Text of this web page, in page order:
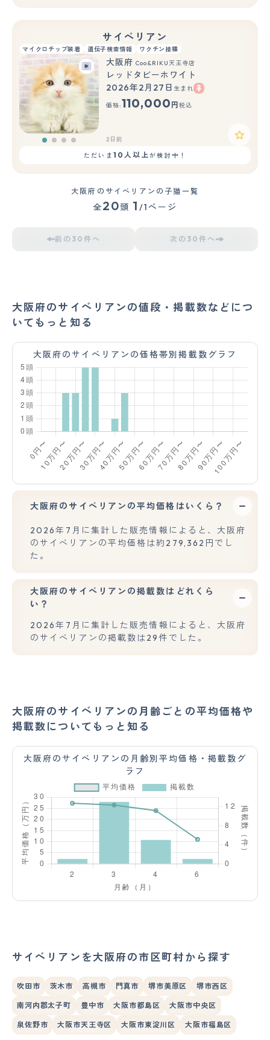
サイベリアン
マイクロチップ装着 遺伝子検査情報 ワクチン接種
大阪府 Coo&RIKU天王寺店
レッドタビーホワイト
2026年2月27日 生まれ
価格:110,000 円 税込
2日前
ただいま 10人以上が検討中！
大阪府のサイベリアンの子猫一覧
全20頭 1 /1ページ
前の30件へ 次の30件へ
大阪府のサイベリアンの値段・掲載数などにつ
いてもっと知る
大阪府のサイベリアンの価格帯別掲載数グラフ
大阪府のサイベリアンの平均価格はいくら？
2026年7月に集計した販売情報によると、大阪府
のサイベリアンの平均価格は約279,362円でし
た。
大阪府のサイベリアンの掲載数はどれくら
い？
2026年7月に集計した販売情報によると、大阪府
のサイベリアンの掲載数は29件でした。
大阪府のサイベリアンの月齢ごとの平均価格や
掲載数についてもっと知る
大阪府のサイベリアンの月齢別平均価格・掲載数グ
ラフ
サイベリアンを大阪府の市区町村から探す
吹田市 茨木市 高槻市 門真市 堺市美原区 堺市西区
南河内郡太子町 豊中市 大阪市都島区 大阪市中央区
泉佐野市 大阪市天王寺区 大阪市東淀川区 大阪市福島区